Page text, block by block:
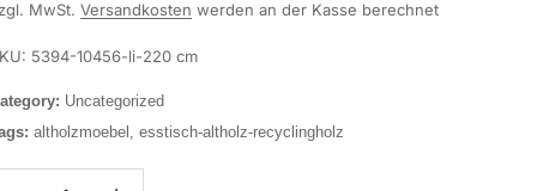
MwSt.Versandkosten werden an der Kasse berechnet
5394-10456-li-220 cm
Uncategorized
altholzmoebel, esstisch-altholz-recyclingholz